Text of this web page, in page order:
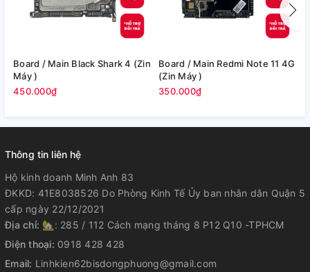
Board / Main Black Shark 4 (Zin
Máy )
450.000₫
Board / Main Redmi Note 11 4G
(Zin Máy )
350.000₫
Thông tin liên hệ
Hộ kinh doanh Minh Anh 83
ĐKKD: 41E8038526 Do Phòng Kinh Tế Ủy ban nhân dân Quận 5
cấp ngày 22/12/2021
Địa chỉ: 🏡: 285 / 112 Cách mạng tháng 8 P12 Q10 -TPHCM
Điện thoại: 0918 428 428
Email: Linhkien62bisdongphuong@gmail.com